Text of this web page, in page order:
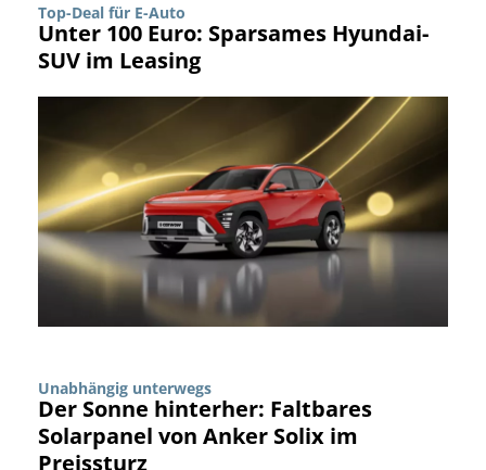
Top-Deal für E-Auto
Unter 100 Euro: Sparsames Hyundai-
SUV im Leasing
Unabhängig unterwegs
Der Sonne hinterher: Faltbares
Solarpanel von Anker Solix im
Preissturz